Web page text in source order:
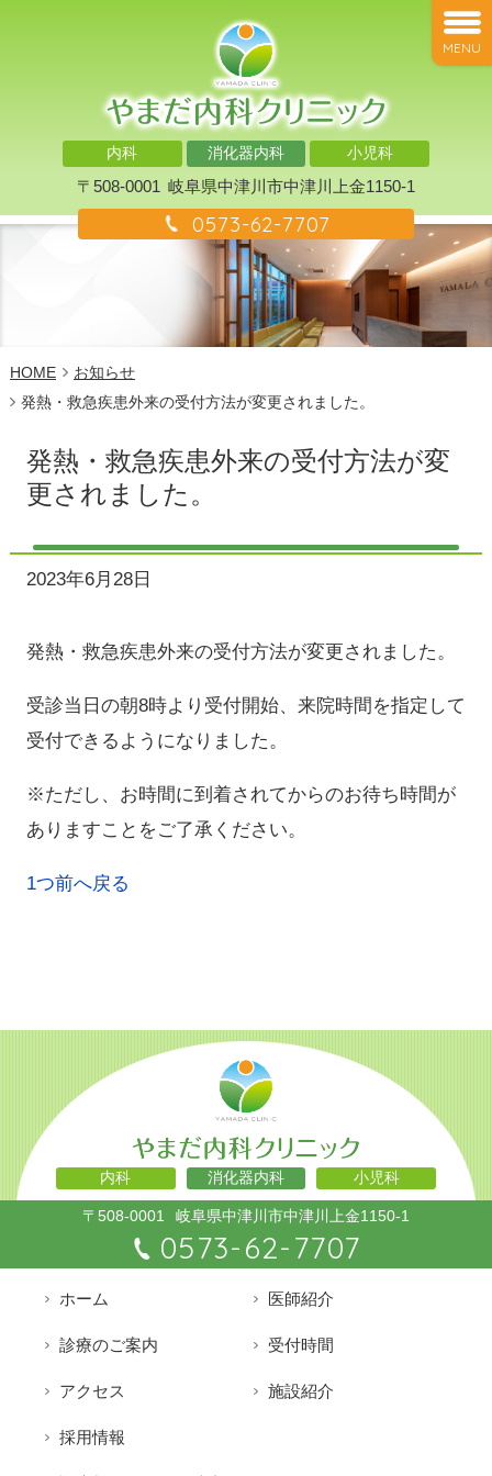
内科 消化器内科 小児科
〒508-0001 岐阜県中津川市中津川上金1150-1
0573-62-7707
MENU
HOME
お知らせ
発熱・救急疾患外来の受付方法が変更されました。
発熱・救急疾患外来の受付方法が変
更されました。
2023年6月28日
発熱・救急疾患外来の受付方法が変更されました。
受診当日の朝8時より受付開始、来院時間を指定して
受付できるようになりました。
※ただし、お時間に到着されてからのお待ち時間が
ありますことをご了承ください。
1つ前へ戻る
内科 消化器内科 小児科
〒508-0001 岐阜県中津川市中津川上金1150-1
0573-62-7707
ホーム 医師紹介
診療のご案内 受付時間
アクセス 施設紹介
採用情報